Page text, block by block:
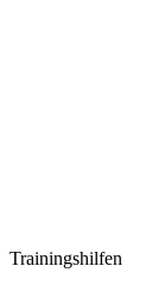
Trainingshilfen